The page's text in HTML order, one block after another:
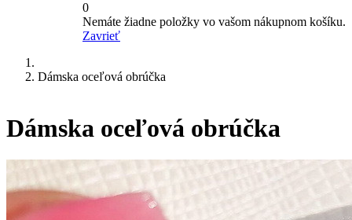
0
Nemáte žiadne položky vo vašom nákupnom košíku.
Zavrieť
Dámska oceľová obrúčka
Dámska oceľová obrúčka